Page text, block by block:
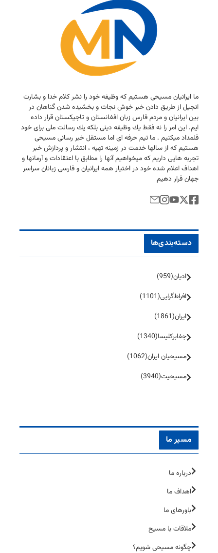
ما ایرانیان مسیحی هستیم كه وظیفه خود را نشر كلام خدا و بشارت
انجیل از طریق دادن خبر خوش نجات و بخشیده شدن گناهان در
بین ایرانیان و مردم فارس زبان افغانستان و تاجیكستان قرار داده
ایم. این امر را نه فقط یك وظیفه دینی بلكه یك رسالت ملی برای خود
قلمداد میكنیم . ما تیم حرفه ای اما مستقل خبر رسانی مسیحی
هستیم كه از سالها خدمت در زمینه تهیه ، انتشار و پردازش خبر
تجربه هایی داریم كه میخواهیم آنها را مطابق با اعتقادات و آرمانها و
اهداف اعلام شده خود در اختیار همه ایرانیان و فارسی زبانان سراسر
جهان قرار دهیم
دسته‌بندی‌ها
ادیان(959)
افراط‌گرایی(1101)
ایران(1861)
جفا‌بر‌کلیسا(1340)
مسیحیان ایران(1062)
مسیحیت(3940)
مسیر ما
درباره ما
اهداف ما
باورهای ما
ملاقات با مسیح
چگونه مسیحی شویم؟